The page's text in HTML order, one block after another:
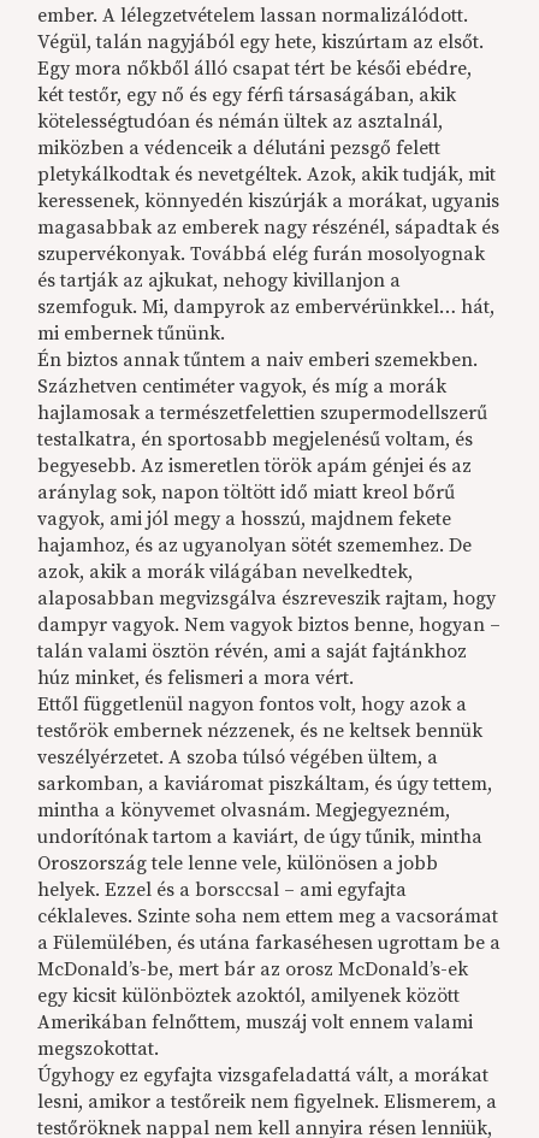
ember. A lélegzetvételem lassan normalizálódott.
Végül, talán nagyjából egy hete, kiszúrtam az elsőt.
Egy mora nőkből álló csapat tért be késői ebédre,
két testőr, egy nő és egy férfi társaságában, akik
kötelességtudóan és némán ültek az asztalnál,
miközben a védenceik a délutáni pezsgő felett
pletykálkodtak és nevetgéltek. Azok, akik tudják, mit
keressenek, könnyedén kiszúrják a morákat, ugyanis
magasabbak az emberek nagy részénél, sápadtak és
szupervékonyak. Továbbá elég furán mosolyognak
és tartják az ajkukat, nehogy kivillanjon a
szemfoguk. Mi, dampyrok az embervérünkkel… hát,
mi embernek tűnünk.
Én biztos annak tűntem a naiv emberi szemekben.
Százhetven centiméter vagyok, és míg a morák
hajlamosak a természetfelettien szupermodellszerű
testalkatra, én sportosabb megjelenésű voltam, és
begyesebb. Az ismeretlen török apám génjei és az
aránylag sok, napon töltött idő miatt kreol bőrű
vagyok, ami jól megy a hosszú, majdnem fekete
hajamhoz, és az ugyanolyan sötét szememhez. De
azok, akik a morák világában nevelkedtek,
alaposabban megvizsgálva észreveszik rajtam, hogy
dampyr vagyok. Nem vagyok biztos benne, hogyan –
talán valami ösztön révén, ami a saját fajtánkhoz
húz minket, és felismeri a mora vért.
Ettől függetlenül nagyon fontos volt, hogy azok a
testőrök embernek nézzenek, és ne keltsek bennük
veszélyérzetet. A szoba túlsó végében ültem, a
sarkomban, a kaviáromat piszkáltam, és úgy tettem,
mintha a könyvemet olvasnám. Megjegyezném,
undorítónak tartom a kaviárt, de úgy tűnik, mintha
Oroszország tele lenne vele, különösen a jobb
helyek. Ezzel és a borsccsal – ami egyfajta
céklaleves. Szinte soha nem ettem meg a vacsorámat
a Fülemülében, és utána farkaséhesen ugrottam be a
McDonald’s-be, mert bár az orosz McDonald’s-ek
egy kicsit különböztek azoktól, amilyenek között
Amerikában felnőttem, muszáj volt ennem valami
megszokottat.
Úgyhogy ez egyfajta vizsgafeladattá vált, a morákat
lesni, amikor a testőreik nem figyelnek. Elismerem, a
testőröknek nappal nem kell annyira résen lenniük,